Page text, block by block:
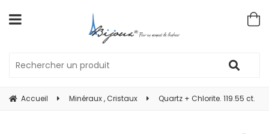
Accueil Minéraux , Cristaux Quartz + Chlorite. 119.55 ct.